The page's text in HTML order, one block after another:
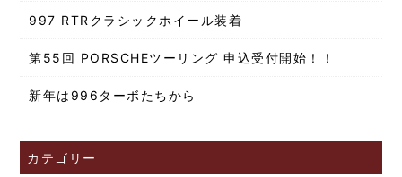
997 RTRクラシックホイール装着
第55回 PORSCHEツーリング 申込受付開始！！
新年は996ターボたちから
カテゴリー